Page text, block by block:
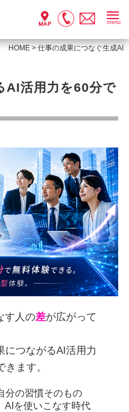
menu
HOME >仕事の成果につなぐ生成AI
AI活用力を60分で
す人の差が広がって
につながるAI活用力
ます。
分の習慣そのもの
AIを使いこなす時代